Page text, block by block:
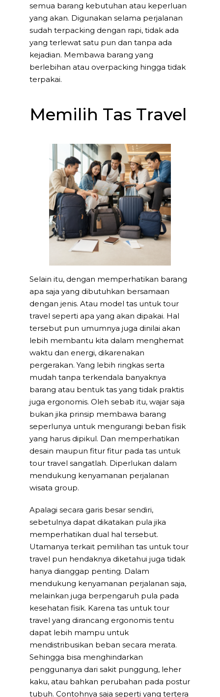
semua barang kebutuhan atau keperluan
yang akan. Digunakan selama perjalanan
sudah terpacking dengan rapi, tidak ada
yang terlewat satu pun dan tanpa ada
kejadian. Membawa barang yang
berlebihan atau overpacking hingga tidak
terpakai.
Memilih Tas Travel
Selain itu, dengan memperhatikan barang
apa saja yang dibutuhkan bersamaan
dengan jenis. Atau model tas untuk tour
travel seperti apa yang akan dipakai. Hal
tersebut pun umumnya juga dinilai akan
lebih membantu kita dalam menghemat
waktu dan energi, dikarenakan
pergerakan. Yang lebih ringkas serta
mudah tanpa terkendala banyaknya
barang atau bentuk tas yang tidak praktis
juga ergonomis. Oleh sebab itu, wajar saja
bukan jika prinsip membawa barang
seperlunya untuk mengurangi beban fisik
yang harus dipikul. Dan memperhatikan
desain maupun fitur fitur pada tas untuk
tour travel sangatlah. Diperlukan dalam
mendukung kenyamanan perjalanan
wisata group.
Apalagi secara garis besar sendiri,
sebetulnya dapat dikatakan pula jika
memperhatikan dual hal tersebut.
Utamanya terkait pemilihan tas untuk tour
travel pun hendaknya diketahui juga tidak
hanya dianggap penting. Dalam
mendukung kenyamanan perjalanan saja,
melainkan juga berpengaruh pula pada
kesehatan fisik. Karena tas untuk tour
travel yang dirancang ergonomis tentu
dapat lebih mampu untuk
mendistribusikan beban secara merata.
Sehingga bisa menghindarkan
penggunanya dari sakit punggung, leher
kaku, atau bahkan perubahan pada postur
tubuh. Contohnya saja seperti yang tertera